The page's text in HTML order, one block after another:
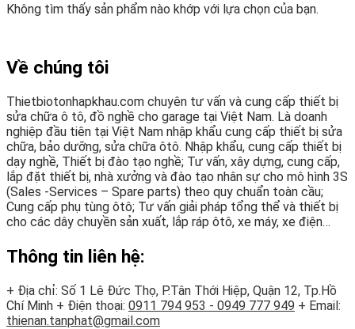
Không tìm thấy sản phẩm nào khớp với lựa chọn của bạn.
Về chúng tôi
Thietbiotonhapkhau.com chuyên tư vấn và cung cấp thiết bị
sửa chữa ô tô, đồ nghề cho garage tại Việt Nam. Là doanh
nghiệp đầu tiên tại Việt Nam nhập khẩu cung cấp thiết bị sửa
chữa, bảo dưỡng, sửa chữa ôtô. Nhập khẩu, cung cấp thiết bị
dạy nghề, Thiết bị đào tạo nghề; Tư vấn, xây dựng, cung cấp,
lắp đặt thiết bị, nhà xưởng và đào tạo nhân sự cho mô hình 3S
(Sales -Services – Spare parts) theo quy chuẩn toàn cầu;
Cung cấp phụ tùng ôtô; Tư vấn giải pháp tổng thể và thiết bị
cho các dây chuyền sản xuất, lắp ráp ôtô, xe máy, xe điện…
Thông tin liên hệ:
+ Địa chỉ: Số 1 Lê Đức Thọ, P.Tân Thới Hiệp, Quận 12, Tp.Hồ
Chí Minh + Điện thoại: 0911 794 953 - 0949 777 949 + Email:
thienan.tanphat@gmail.com